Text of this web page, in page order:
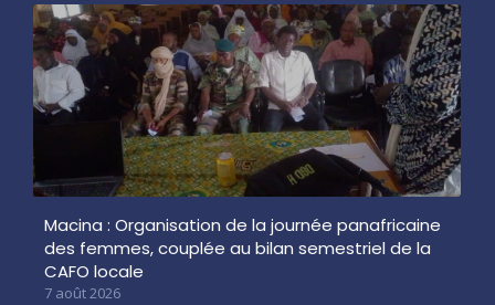
Macina : Organisation de la journée panafricaine
des femmes, couplée au bilan semestriel de la
CAFO locale
7 août 2026